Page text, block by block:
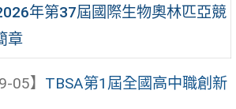
年第37屆國際生物奧林匹亞競
章
05】 TBSA第1屆全國高中職創新